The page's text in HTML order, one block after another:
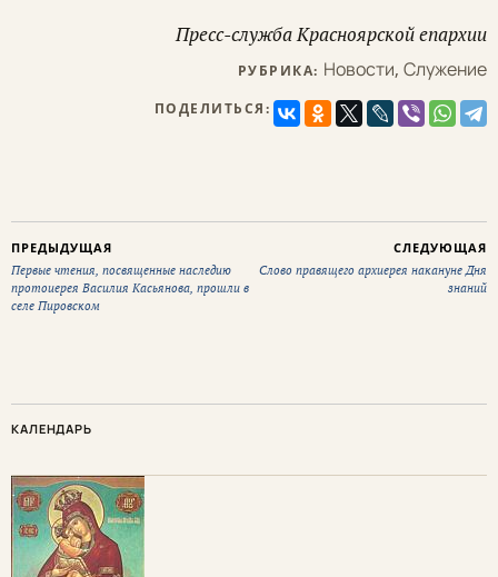
Пресс-служба Красноярской епархии
РУБРИКА: Новости, Служение
ПОДЕЛИТЬСЯ:
ПРЕДЫДУЩАЯ
Первые чтения, посвященные наследию
протоиерея Василия Касьянова, прошли в
селе Пировском
СЛЕДУЮЩАЯ
Слово правящего архиерея накануне Дня
знаний
КАЛЕНДАРЬ